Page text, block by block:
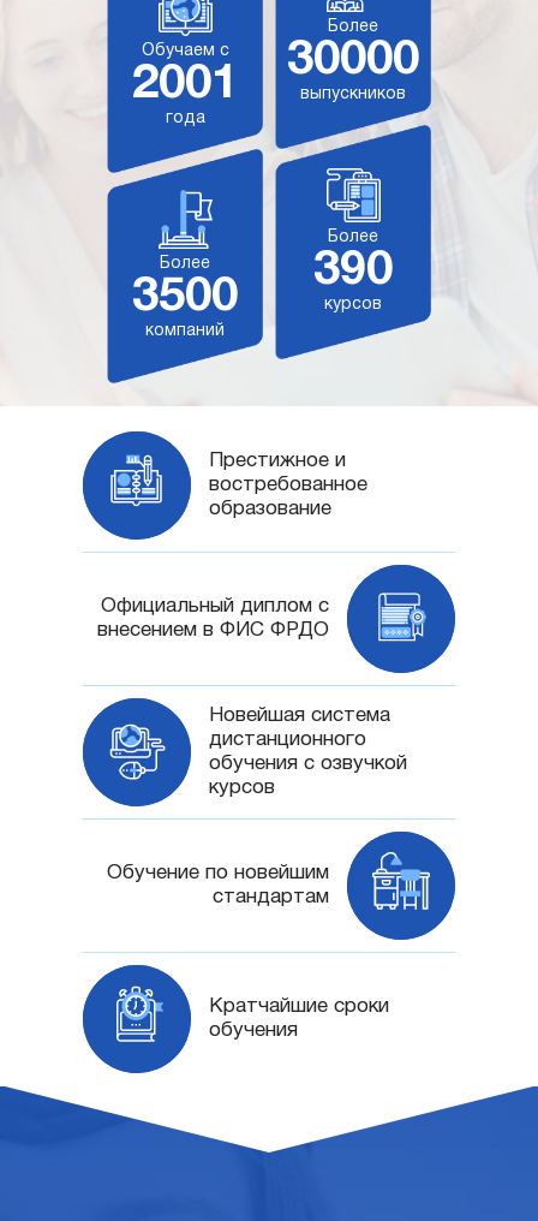
Обучаем с
2001
года
Более
30000
выпускников
Более
3500
компаний
Более
390
курсов
Престижное и
востребованное
образование
Официальный диплом с
внесением в ФИС ФРДО
Новейшая система
дистанционного
обучения с озвучкой
курсов
Обучение по новейшим
стандартам
Кратчайшие сроки
обучения